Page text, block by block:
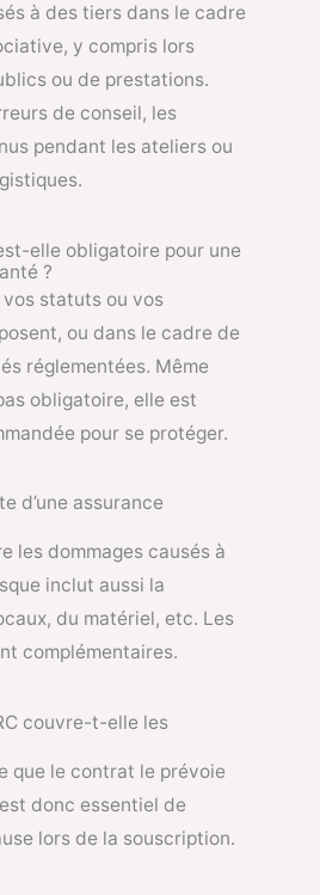
à des tiers dans le cadre
y compris lors
ou de prestations.
de conseil, les
pendant les ateliers ou
elle obligatoire pour une
?
vos statuts ou vos
ou dans le cadre de
réglementées. Même
obligatoire, elle est
pour se protéger.
d’une assurance
les dommages causés à
inclut aussi la
du matériel, etc. Les
complémentaires.
couvre-t-elle les
que le contrat le prévoie
donc essentiel de
lors de la souscription.